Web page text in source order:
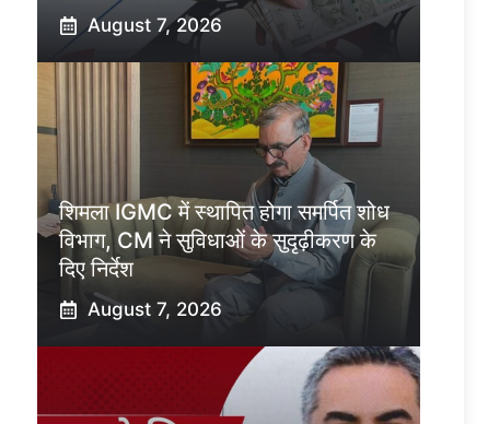
August 7, 2026
शिमला IGMC में स्थापित होगा समर्पित शोध
विभाग, CM ने सुविधाओं के सुदृढ़ीकरण के
दिए निर्देश
August 7, 2026